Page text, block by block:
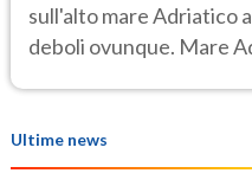
sull'alto mare Adriatico
deboli ovunque. Mare
Ultime news